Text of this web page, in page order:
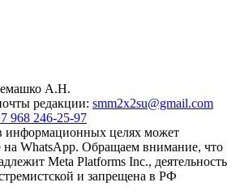
А.Н.
редакции: smm2x2su@gmail.com
968 246-25-97
информационных целях может
на WhatsApp. Обращаем внимание, что
Meta Platforms Inc., деятельность
и запрещена в РФ